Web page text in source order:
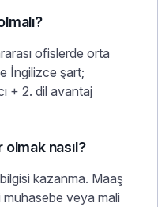
ofislerde orta
İngilizce şart;
+ 2. dil avantaj
nasıl?
kazanma. Maaş
veya mali